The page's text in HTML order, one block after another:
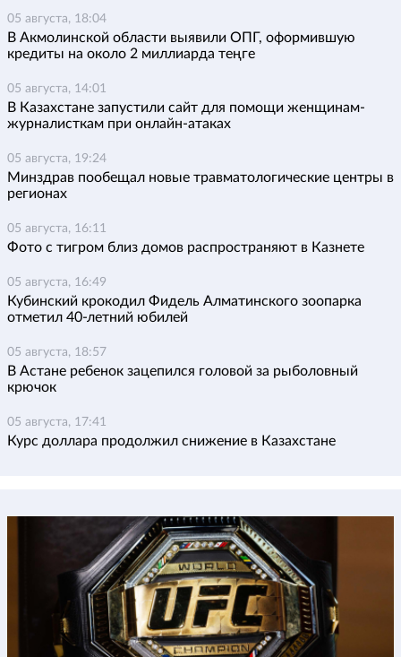
05 августа, 18:04
В Акмолинской области выявили ОПГ, оформившую
кредиты на около 2 миллиарда теңге
05 августа, 14:01
В Казахстане запустили сайт для помощи женщинам-
журналисткам при онлайн-атаках
05 августа, 19:24
Минздрав пообещал новые травматологические центры в
регионах
05 августа, 16:11
Фото с тигром близ домов распространяют в Казнете
05 августа, 16:49
Кубинский крокодил Фидель Алматинского зоопарка
отметил 40-летний юбилей
05 августа, 18:57
В Астане ребенок зацепился головой за рыболовный
крючок
05 августа, 17:41
Курс доллара продолжил снижение в Казахстане